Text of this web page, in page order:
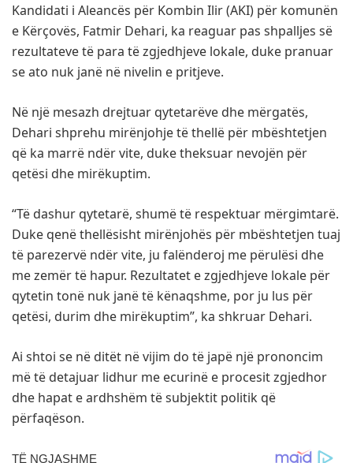
Kandidati i Aleancës për Kombin Ilir (AKI) për komunën
e Kërçovës, Fatmir Dehari, ka reaguar pas shpalljes së
rezultateve të para të zgjedhjeve lokale, duke pranuar
se ato nuk janë në nivelin e pritjeve.
Në një mesazh drejtuar qytetarëve dhe mërgatës,
Dehari shprehu mirënjohje të thellë për mbështetjen
që ka marrë ndër vite, duke theksuar nevojën për
qetësi dhe mirëkuptim.
“Të dashur qytetarë, shumë të respektuar mërgimtarë.
Duke qenë thellësisht mirënjohës për mbështetjen tuaj
të parezervë ndër vite, ju falënderoj me përulësi dhe
me zemër të hapur. Rezultatet e zgjedhjeve lokale për
qytetin tonë nuk janë të kënaqshme, por ju lus për
qetësi, durim dhe mirëkuptim”, ka shkruar Dehari.
Ai shtoi se në ditët në vijim do të japë një prononcim
më të detajuar lidhur me ecurinë e procesit zgjedhor
dhe hapat e ardhshëm të subjektit politik që
përfaqëson.